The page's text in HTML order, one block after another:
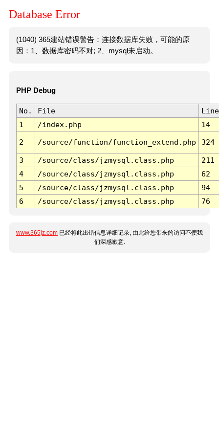
Database Error
(1040) 365建站错误警告：连接数据库失败，可能的原
因：1、数据库密码不对; 2、mysql未启动。
PHP Debug
No. File
Line
1
/index.php 14
2 /source/function/function_extend.php 324
3 /source/class/jzmysql.class.php
211
4
/source/class/jzmysql.class.php
62
5
/source/class/jzmysql.class.php
94
6
/source/class/jzmysql.class.php 76
www.365jz.com 已经将此出错信息详细记录, 由此给您带来的访问不便我
们深感歉意.